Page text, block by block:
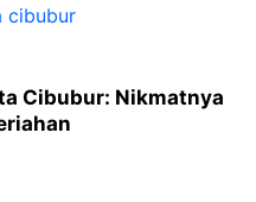
Cibubur: Nikmatnya